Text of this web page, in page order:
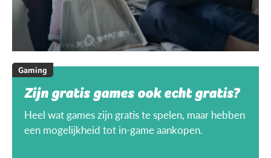
Gaming
Zijn gratis games ook echt gratis?
Heel wat games zijn gratis te spelen, maar hebben
een mogelijkheid tot in-game aankopen.